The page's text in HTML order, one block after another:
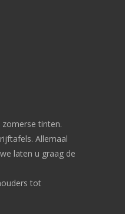
tinten.
Allemaal
laten u graag de
tot